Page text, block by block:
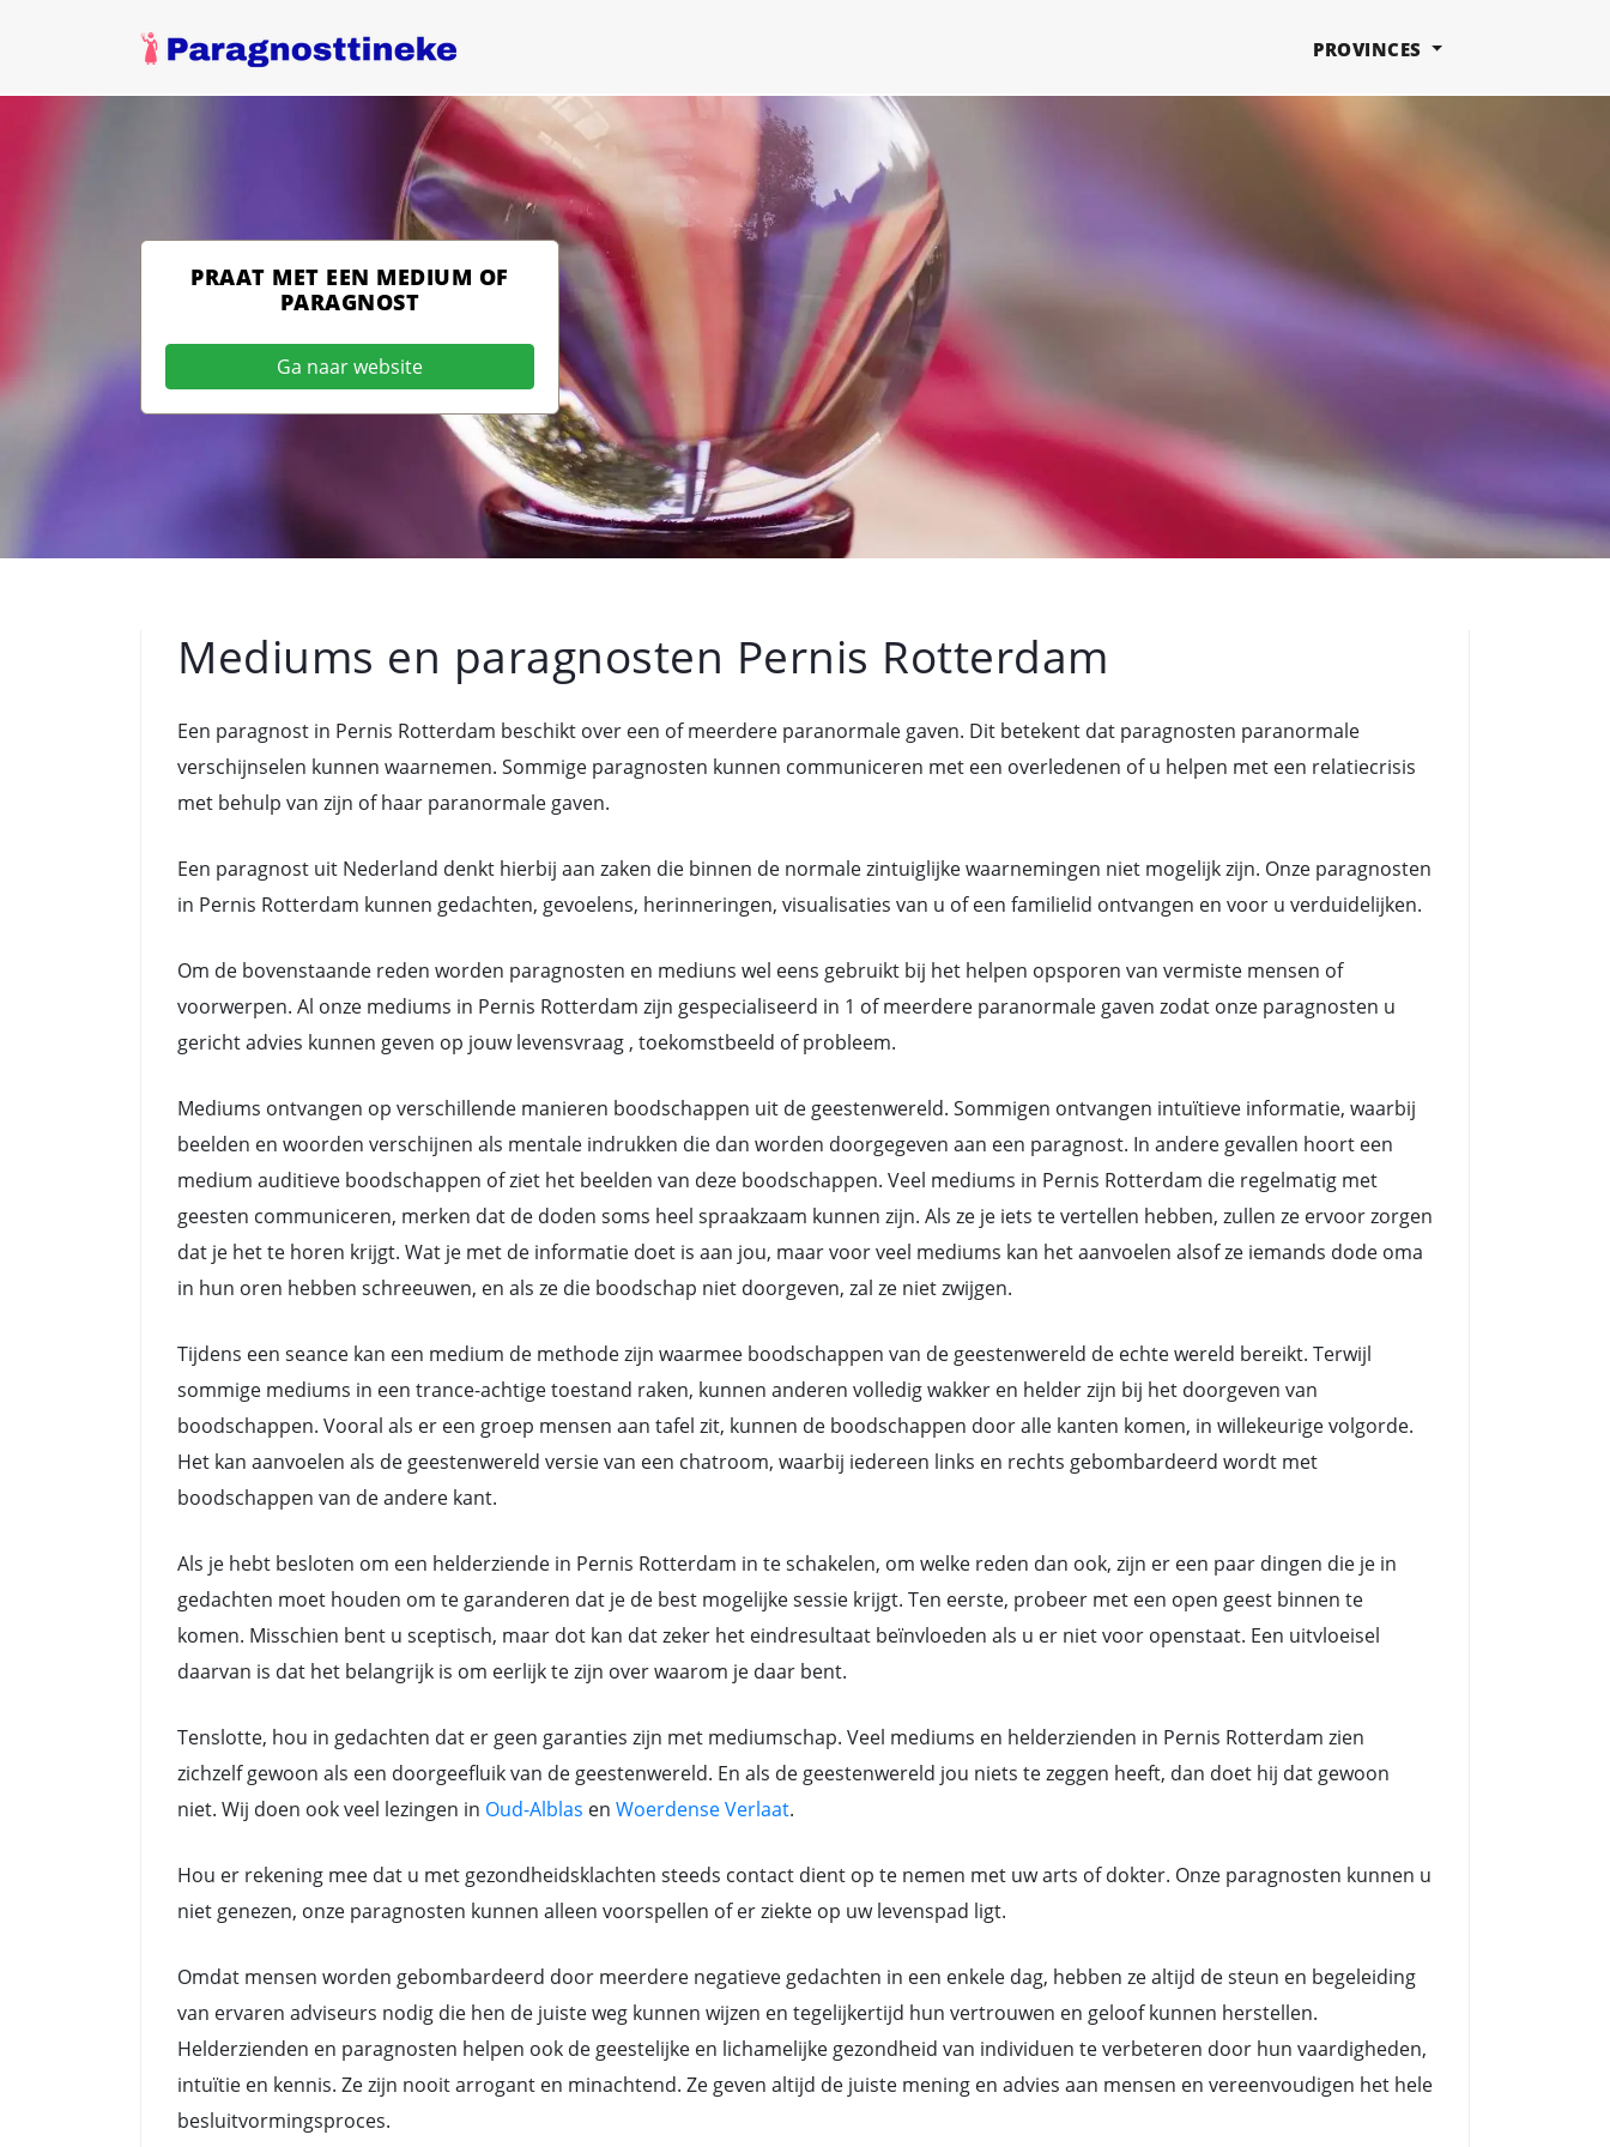
PROVINCES
PRAAT MET EEN MEDIUM OF
PARAGNOST
Ga naar website
Mediums en paragnosten Pernis Rotterdam
Een paragnost in Pernis Rotterdam beschikt over een of meerdere paranormale gaven. Dit betekent dat paragnosten paranormale
verschijnselen kunnen waarnemen. Sommige paragnosten kunnen communiceren met een overledenen of u helpen met een relatiecrisis
met behulp van zijn of haar paranormale gaven.
Een paragnost uit Nederland denkt hierbij aan zaken die binnen de normale zintuiglijke waarnemingen niet mogelijk zijn. Onze paragnosten
in Pernis Rotterdam kunnen gedachten, gevoelens, herinneringen, visualisaties van u of een familielid ontvangen en voor u verduidelijken.
Om de bovenstaande reden worden paragnosten en mediuns wel eens gebruikt bij het helpen opsporen van vermiste mensen of
voorwerpen. Al onze mediums in Pernis Rotterdam zijn gespecialiseerd in 1 of meerdere paranormale gaven zodat onze paragnosten u
gericht advies kunnen geven op jouw levensvraag , toekomstbeeld of probleem.
Mediums ontvangen op verschillende manieren boodschappen uit de geestenwereld. Sommigen ontvangen intuïtieve informatie, waarbij
beelden en woorden verschijnen als mentale indrukken die dan worden doorgegeven aan een paragnost. In andere gevallen hoort een
medium auditieve boodschappen of ziet het beelden van deze boodschappen. Veel mediums in Pernis Rotterdam die regelmatig met
geesten communiceren, merken dat de doden soms heel spraakzaam kunnen zijn. Als ze je iets te vertellen hebben, zullen ze ervoor zorgen
dat je het te horen krijgt. Wat je met de informatie doet is aan jou, maar voor veel mediums kan het aanvoelen alsof ze iemands dode oma
in hun oren hebben schreeuwen, en als ze die boodschap niet doorgeven, zal ze niet zwijgen.
Tijdens een seance kan een medium de methode zijn waarmee boodschappen van de geestenwereld de echte wereld bereikt. Terwijl
sommige mediums in een trance-achtige toestand raken, kunnen anderen volledig wakker en helder zijn bij het doorgeven van
boodschappen. Vooral als er een groep mensen aan tafel zit, kunnen de boodschappen door alle kanten komen, in willekeurige volgorde.
Het kan aanvoelen als de geestenwereld versie van een chatroom, waarbij iedereen links en rechts gebombardeerd wordt met
boodschappen van de andere kant.
Als je hebt besloten om een helderziende in Pernis Rotterdam in te schakelen, om welke reden dan ook, zijn er een paar dingen die je in
gedachten moet houden om te garanderen dat je de best mogelijke sessie krijgt. Ten eerste, probeer met een open geest binnen te
komen. Misschien bent u sceptisch, maar dot kan dat zeker het eindresultaat beïnvloeden als u er niet voor openstaat. Een uitvloeisel
daarvan is dat het belangrijk is om eerlijk te zijn over waarom je daar bent.
Tenslotte, hou in gedachten dat er geen garanties zijn met mediumschap. Veel mediums en helderzienden in Pernis Rotterdam zien
zichzelf gewoon als een doorgeefluik van de geestenwereld. En als de geestenwereld jou niets te zeggen heeft, dan doet hij dat gewoon
niet. Wij doen ook veel lezingen in Oud-Alblas en Woerdense Verlaat.
Hou er rekening mee dat u met gezondheidsklachten steeds contact dient op te nemen met uw arts of dokter. Onze paragnosten kunnen u
niet genezen, onze paragnosten kunnen alleen voorspellen of er ziekte op uw levenspad ligt.
Omdat mensen worden gebombardeerd door meerdere negatieve gedachten in een enkele dag, hebben ze altijd de steun en begeleiding
van ervaren adviseurs nodig die hen de juiste weg kunnen wijzen en tegelijkertijd hun vertrouwen en geloof kunnen herstellen.
Helderzienden en paragnosten helpen ook de geestelijke en lichamelijke gezondheid van individuen te verbeteren door hun vaardigheden,
intuïtie en kennis. Ze zijn nooit arrogant en minachtend. Ze geven altijd de juiste mening en advies aan mensen en vereenvoudigen het hele
besluitvormingsproces.